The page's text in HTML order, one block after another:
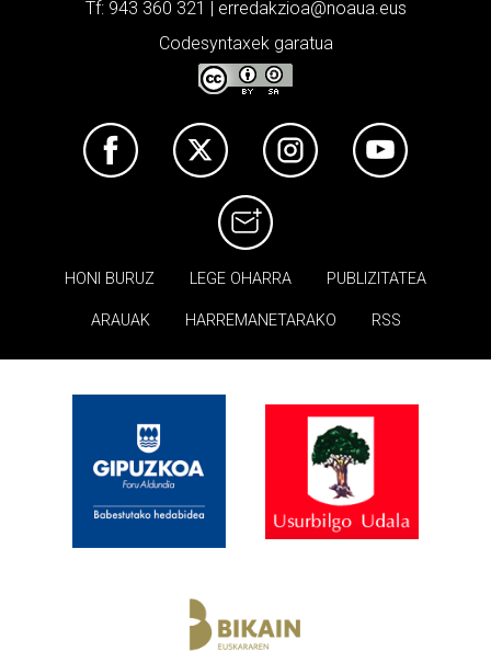
Tf: 943 360 321 | erredakzioa@noaua.eus
Codesyntaxek garatua
HONI BURUZ LEGE OHARRA PUBLIZITATEA
ARAUAK HARREMANETARAKO RSS